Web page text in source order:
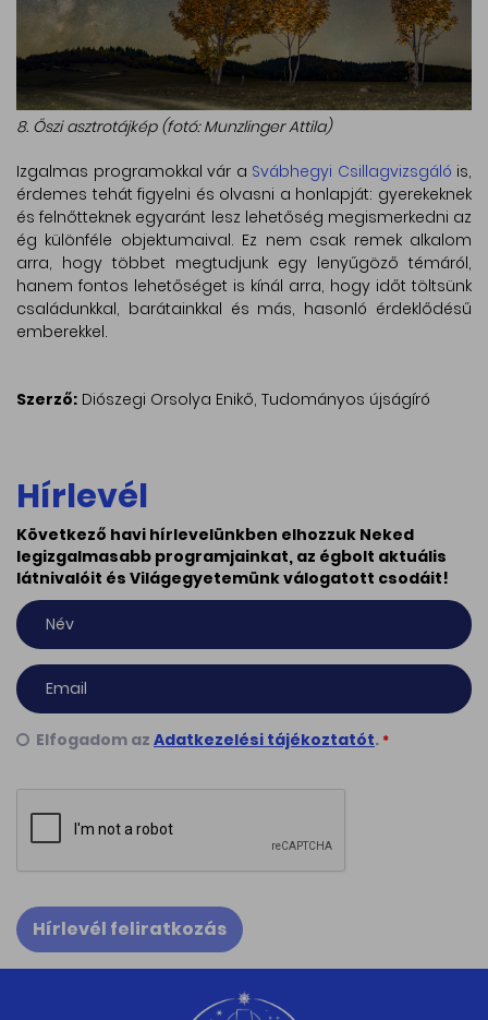
8. Őszi asztrotájkép (fotó: Munzlinger Attila)
Izgalmas programokkal vár a Svábhegyi Csillagvizsgáló is,
érdemes tehát figyelni és olvasni a honlapját: gyerekeknek
és felnőtteknek egyaránt lesz lehetőség megismerkedni az
ég különféle objektumaival. Ez nem csak remek alkalom
arra, hogy többet megtudjunk egy lenyűgöző témáról,
hanem fontos lehetőséget is kínál arra, hogy időt töltsünk
családunkkal, barátainkkal és más, hasonló érdeklődésű
emberekkel.
Szerző: Diószegi Orsolya Enikő, Tudományos újságíró
Hírlevél
Következő havi hírlevelünkben elhozzuk Neked
legizgalmasabb programjainkat, az égbolt aktuális
látnivalóit és Világegyetemünk válogatott csodáit!
Elfogadom az Adatkezelési tájékoztatót. *
Hírlevél feliratkozás